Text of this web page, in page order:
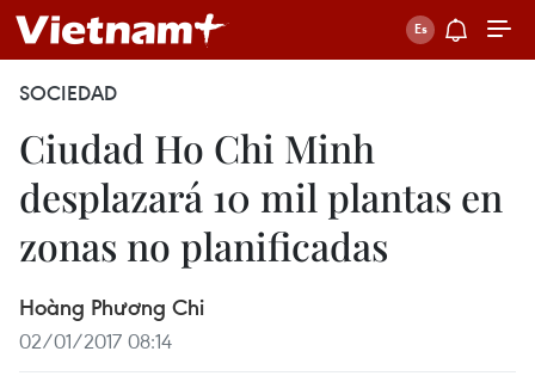
SOCIEDAD
Ciudad Ho Chi Minh
desplazará 10 mil plantas en
zonas no planificadas
Hoàng Phương Chi
02/01/2017 08:14